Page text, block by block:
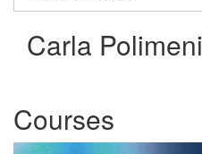
corso
Carla Polimeni
Courses